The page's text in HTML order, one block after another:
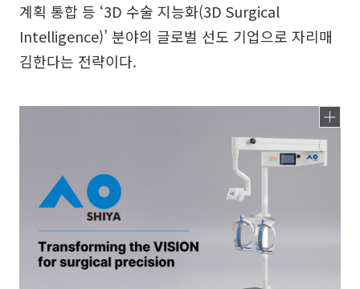
계획 통합 등 ‘3D 수술 지능화(3D Surgical
Intelligence)’ 분야의 글로벌 선도 기업으로 자리매
김한다는 전략이다.